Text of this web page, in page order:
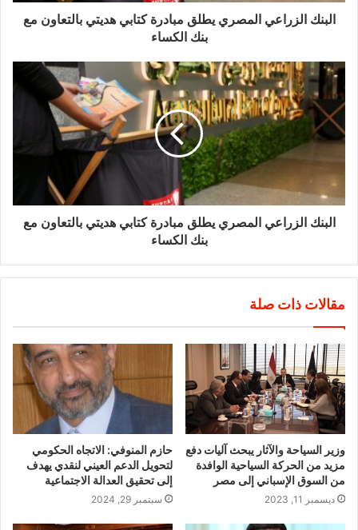
البنك الزراعي المصري يطلق مبادرة كتابي هديتي بالتعاون مع
بنك الكساء
البنك الزراعي المصري يطلق مبادرة كتابي هديتي بالتعاون مع
بنك الكساء
مقالات ذات صلة
وزير السياحة والآثار يبحث آليات دفع
مزيد من الحركة السياحية الوافدة
من السوق الإسباني إلى مصر
ديسمبر 11, 2023
حازم المنوفي: الاتجاه الحكومي
لتحويل الدعم العيني لنقدي يهدف
إلى تحقيق العدالة الاجتماعية
سبتمبر 29, 2024